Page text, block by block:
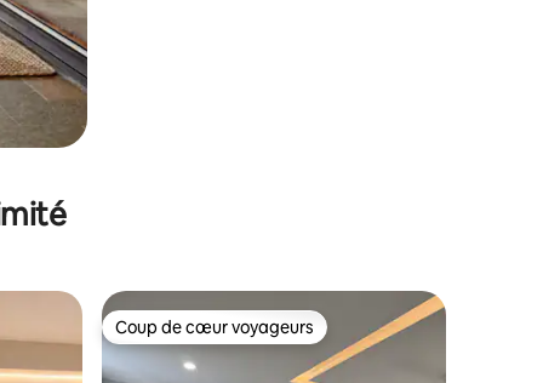
Coup de cœur voyageurs
Coup de cœur voyageurs